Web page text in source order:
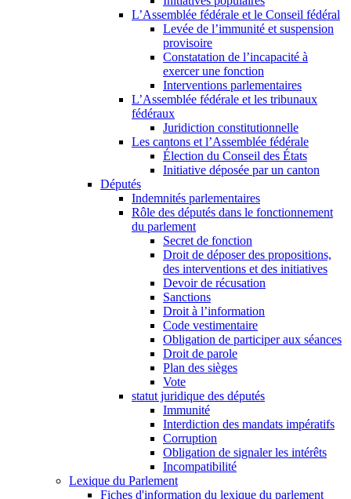
L’Assemblée fédérale et le Conseil fédéral
Levée de l’immunité et suspension
provisoire
Constatation de l’incapacité à
exercer une fonction
Interventions parlementaires
L’Assemblée fédérale et les tribunaux
fédéraux
Juridiction constitutionnelle
Les cantons et l’Assemblée fédérale
Élection du Conseil des États
Initiative déposée par un canton
Députés
Indemnités parlementaires
Rôle des députés dans le fonctionnement
du parlement
Secret de fonction
Droit de déposer des propositions,
des interventions et des initiatives
Devoir de récusation
Sanctions
Droit à l’information
Code vestimentaire
Obligation de participer aux séances
Droit de parole
Plan des sièges
Vote
statut juridique des députés
Immunité
Interdiction des mandats impératifs
Corruption
Obligation de signaler les intérêts
Incompatibilité
Lexique du Parlement
Fiches d'information du lexique du parlement